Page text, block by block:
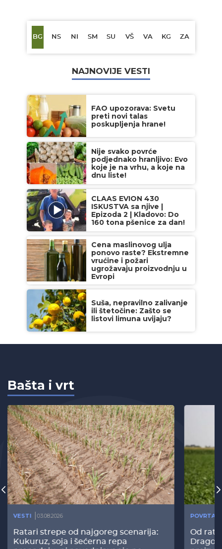
BG NS NI SM SU VŠ VA KG ZA
NAJNOVIJE VESTI
FAO upozorava: Svetu
preti novi talas
poskupljenja hrane!
Nije svako povrće
podjednako hranljivo: Evo
koje je na vrhu, a koje na
dnu liste!
CLAAS EVION 430
ISKUSTVA sa njive |
Epizoda 2 | Kladovo: Do
160 tona pšenice za dan!
Cena maslinovog ulja
ponovo raste? Ekstremne
vrućine i požari
ugrožavaju proizvodnju u
Evropi
Suša, nepravilno zalivanje
ili štetočine: Zašto se
listovi limuna uvijaju?
Bašta i vrt
VESTI 03.08.2026
Ratari strepe od najgoreg scenarija:
Kukuruz, soja i šećerna repa
Od